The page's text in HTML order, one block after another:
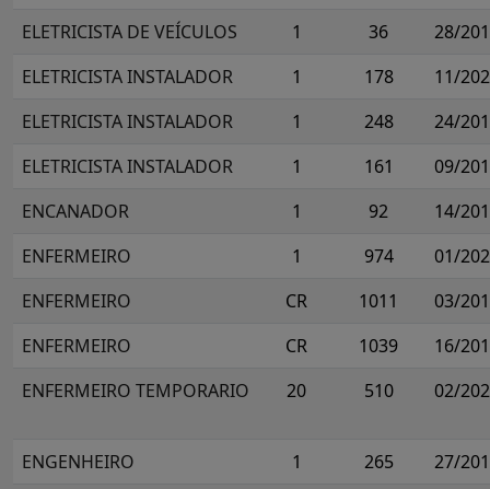
ELETRICISTA DE VEÍCULOS
1 36
28/
ELETRICISTA INSTALADOR
1 178
11/
ELETRICISTA INSTALADOR
1 248
24/
ELETRICISTA INSTALADOR
1 161
09/
ENCANADOR
1 92
14/
ENFERMEIRO
1 974
01/
ENFERMEIRO
CR 1011
03/
ENFERMEIRO
CR 1039
16/
ENFERMEIRO TEMPORARIO
20 510 02/
ENGENHEIRO 1 265
27/